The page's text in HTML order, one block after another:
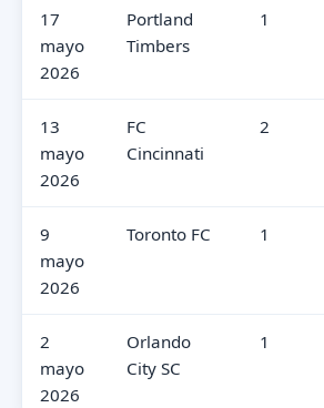
17
mayo
2026
Portland
Timbers
1
13
mayo
2026
FC
Cincinnati
2
9
mayo
2026
Toronto FC 1
2
mayo
2026
Orlando
City SC
1